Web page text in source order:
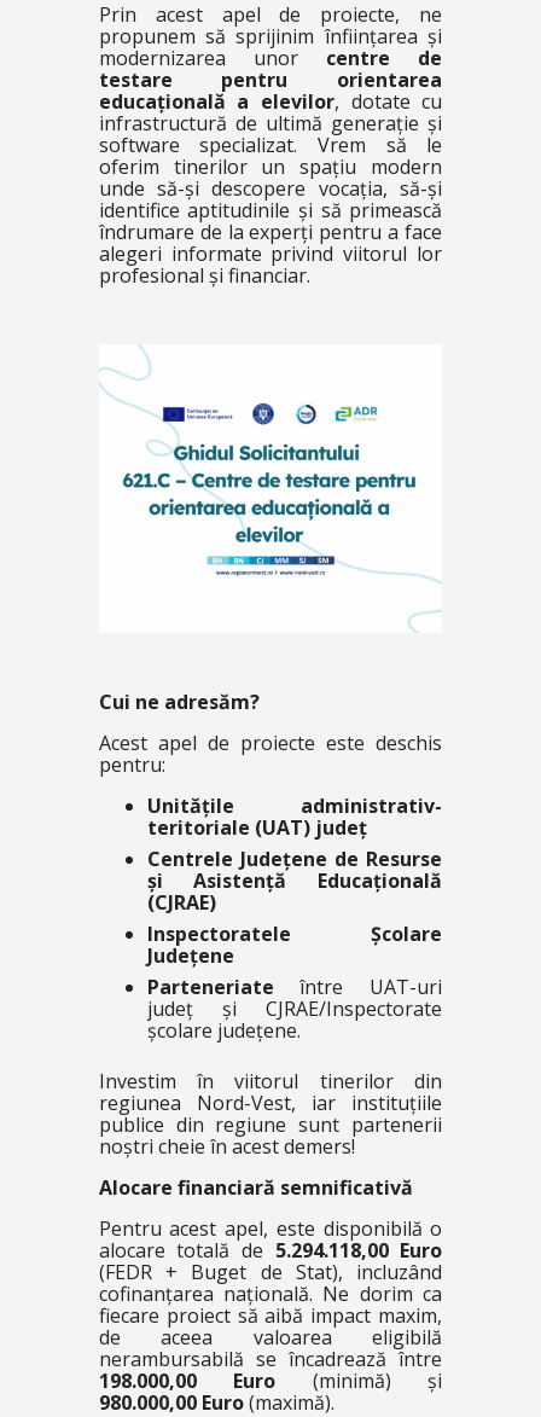
Prin acest apel de proiecte, ne
propunem să sprijinim înființarea și
modernizarea unor centre de
testare pentru orientarea
educațională a elevilor, dotate cu
infrastructură de ultimă generație și
software specializat. Vrem să le
oferim tinerilor un spațiu modern
unde să-și descopere vocația, să-și
identifice aptitudinile și să primească
îndrumare de la experți pentru a face
alegeri informate privind viitorul lor
profesional și financiar.
Cui ne adresăm?
Acest apel de proiecte este deschis
pentru:
Unitățile administrativ-
teritoriale (UAT) județ
Centrele Județene de Resurse
și Asistență Educațională
(CJRAE)
Inspectoratele Școlare
Județene
Parteneriate între UAT-uri
județ și CJRAE/Inspectorate
școlare județene.
Investim în viitorul tinerilor din
regiunea Nord-Vest, iar instituțiile
publice din regiune sunt partenerii
noștri cheie în acest demers!
Alocare financiară semnificativă
Pentru acest apel, este disponibilă o
alocare totală de 5.294.118,00 Euro
(FEDR + Buget de Stat), incluzând
cofinanțarea națională. Ne dorim ca
fiecare proiect să aibă impact maxim,
de aceea valoarea eligibilă
nerambursabilă se încadrează între
198.000,00 Euro (minimă) și
980.000,00 Euro(maximă).